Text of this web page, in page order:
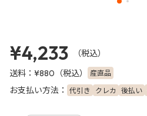
¥4,233
（税込）
送料： ¥880 （税込） 産直品
お支払い方法： 代引き クレカ 後払い